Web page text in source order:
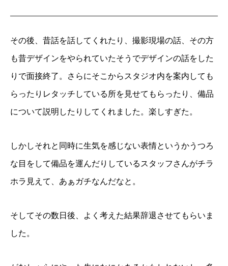
その後、昔話を話してくれたり、撮影現場の話、その方
も昔デザインをやられていたそうでデザインの話をした
りで面接終了。さらにそこからスタジオ内を案内しても
らったりレタッチしている所を見せてもらったり、備品
について説明したりしてくれました。楽しすぎた。
しかしそれと同時に生気を感じない表情というかうつろ
な目をして備品を運んだりしているスタッフさんがチラ
ホラ見えて、あぁガチなんだなと。
そしてその数日後、よく考えた結果辞退させてもらいま
した。